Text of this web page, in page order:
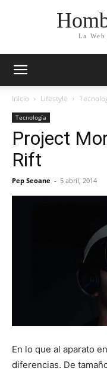
La
Inicio Lifestyle
Tecnología
Project
Rift
Pep Seoane - 5 abril, 2014
En lo que al aparato
diferencias. De